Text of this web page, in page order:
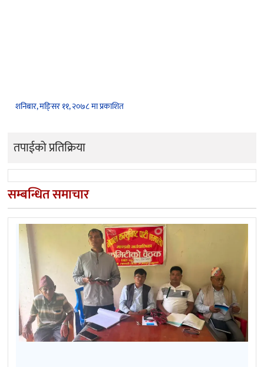
शनिबार, मङि्सर ११, २०७८ मा प्रकाशित
तपाईको प्रतिक्रिया
सम्बन्धित समाचार